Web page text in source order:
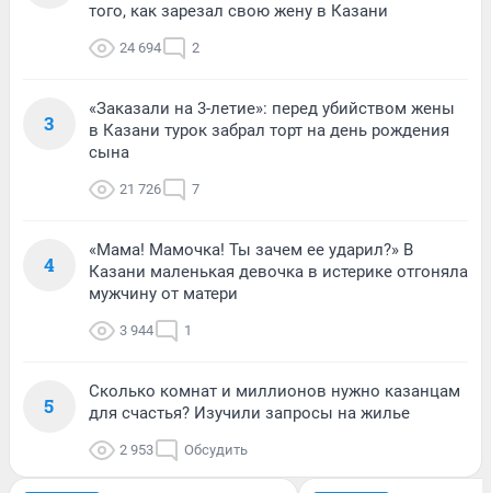
того, как зарезал свою жену в Казани
24 694 2
3
«Заказали на 3-летие»: перед убийством жены
в Казани турок забрал торт на день рождения
сына
21 726 7
4
«Мама! Мамочка! Ты зачем ее ударил?» В
Казани маленькая девочка в истерике отгоняла
мужчину от матери
3 944 1
5
Сколько комнат и миллионов нужно казанцам
для счастья? Изучили запросы на жилье
2 953 Обсудить